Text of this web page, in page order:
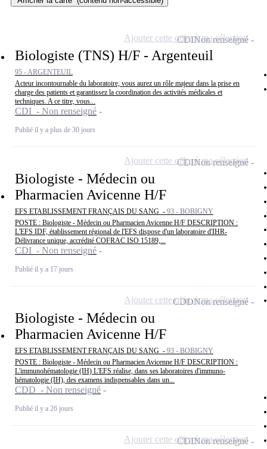
Biologiste (TNS) H/F - Argenteuil
95 - ARGENTEUIL
Acteur incontournable du laboratoire, vous aurez un rôle majeur dans la prise en
charge des patients et garantissez la coordination des activités médicales et
techniques. A ce titre, vous...
CDI - Non renseigné
Publié il y a plus de 30 jours
CDINon renseigné
Ajouter cette offre à ma sélection
Biologiste - Médecin ou
Pharmacien Avicenne H/F
EFS ETABLISSEMENT FRANÇAIS DU SANG - 93 - BOBIGNY
POSTE : Biologiste - Médecin ou Pharmacien Avicenne H/F DESCRIPTION :
L'EFS IDF, établissement régional de l'EFS dispose d'un laboratoire d'IHR-
Délivrance unique, accrédité COFRAC ISO 15189,...
CDI - Non renseigné
Publié il y a 17 jours
CDINon renseigné
Ajouter cette offre à ma sélection
Biologiste - Médecin ou
Pharmacien Avicenne H/F
EFS ETABLISSEMENT FRANÇAIS DU SANG - 93 - BOBIGNY
POSTE : Biologiste - Médecin ou Pharmacien Avicenne H/F DESCRIPTION :
L'immunohématologie (IH) L'EFS réalise, dans ses laboratoires d'immuno-
hématologie (IH), des examens indispensables dans un...
CDD - Non renseigné
Publié il y a 26 jours
CDDNon renseigné
Ajouter cette offre à ma sélection
CDINon renseigné
Ajouter cette offre à ma sélection